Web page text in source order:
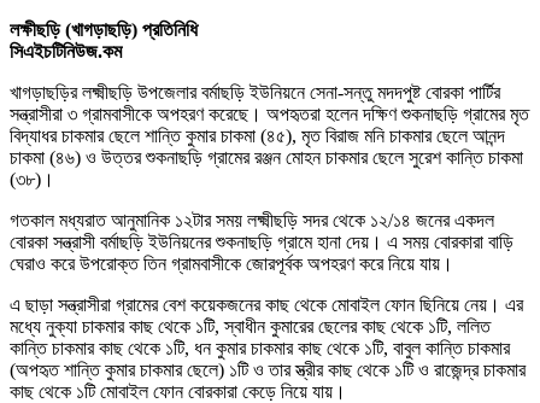
লক্ষীছড়ি (খাগড়াছড়ি) প্রতিনিধি
সিএইচটিনিউজ.কম
খাগড়াছড়ির লক্ষ্মীছড়ি উপজেলার বর্মাছড়ি ইউনিয়নে সেনা-সন্তু মদদপুষ্ট বোরকা পার্টির
সন্ত্রাসীরা ৩ গ্রামবাসীকে অপহরণ করেছে। অপহৃতরা হলেন দক্ষিণ শুকনাছড়ি গ্রামের মৃত
বিদ্যাধর চাকমার ছেলে শান্তি কুমার চাকমা (৪৫), মৃত বিরাজ মনি চাকমার ছেলে আনন্দ
চাকমা (৪৬) ও উত্তর শুকনাছড়ি গ্রামের রঞ্জন মোহন চাকমার ছেলে সুরেশ কান্তি চাকমা
(৩৮) ।
গতকাল মধ্যরাত আনুমানিক ১২টার সময় লক্ষ্মীছড়ি সদর থেকে ১২/১৪ জনের একদল
বোরকা সন্ত্রাসী বর্মাছড়ি ইউনিয়নের শুকনাছড়ি গ্রামে হানা দেয় । এ সময় বোরকারা বাড়ি
ঘেরাও করে উপরোক্ত তিন গ্রামবাসীকে জোরপূর্বক অপহরণ করে নিয়ে যায় ।
এ ছাড়া সন্ত্রাসীরা গ্রামের বেশ কয়েকজনের কাছ থেকে মোবাইল ফোন ছিনিয়ে নেয় । এর
মধ্যে নুক্যা চাকমার কাছ থেকে ১টি,স্বাধীন কুমারের ছেলের কাছ থেকে ১টি, ললিত
কান্তি চাকমার কাছ থেকে ১টি, ধন কুমার চাকমার কাছ থেকে ১টি, বাবুল কান্তি চাকমার
(অপহৃত শান্তি কুমার চাকমার ছেলে) ১টি ও তার স্ত্রীর কাছ থেকে ১টি ও রাজেন্দ্র চাকমার
কাছ থেকে ১টি মোবাইল ফোন বোরকারা কেড়ে নিয়ে যায় ।